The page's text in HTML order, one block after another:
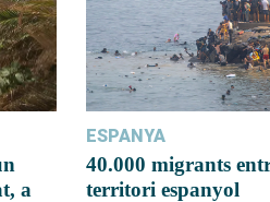
a
ESPANYA
40.000 migrants
territori espanyol